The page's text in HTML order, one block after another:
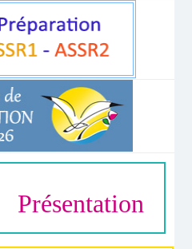
Présentation